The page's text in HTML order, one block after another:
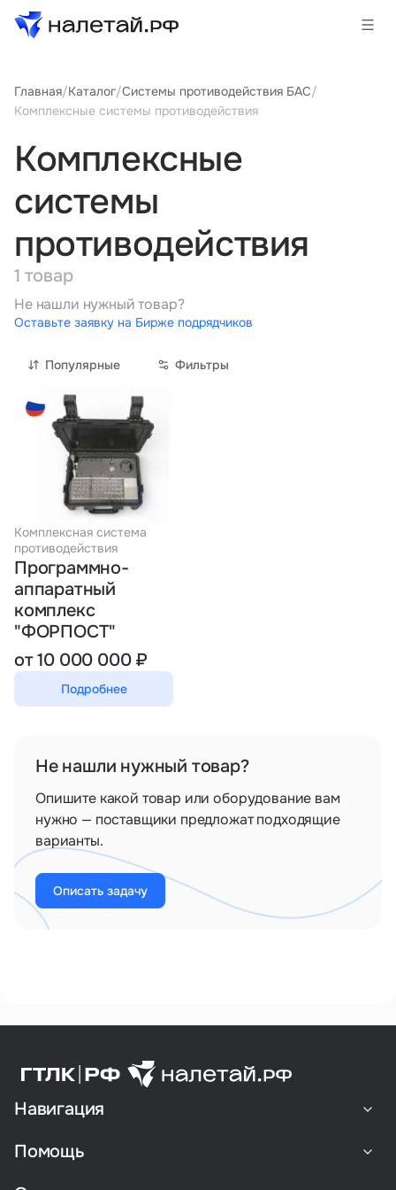
Товары
Услуги
Клиентам
Поставщикам
Партнеры
Новости и аналитика
Тарифы
info@naletai.su
Главная/Каталог/Системы противодействия БАС/
Комплексные системы противодействия
Комплексные
системы
противодействия
1 товар
Не нашли нужный товар?
Оставьте заявку на Бирже подрядчиков
Популярные Фильтры
Комплексная система
противодействия
Программно-
аппаратный
комплекс
"ФОРПОСТ"
от 10 000 000 ₽
Подробнее
Не нашли нужный товар?
Опишите какой товар или оборудование вам
нужно — поставщики предложат подходящие
варианты.
Описать задачу
Навигация
Помощь